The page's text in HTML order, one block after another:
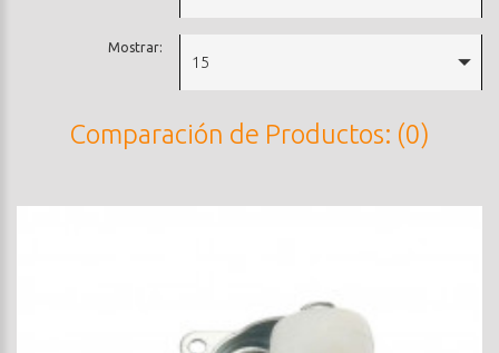
Mostrar:
15
Comparación de Productos: (0)